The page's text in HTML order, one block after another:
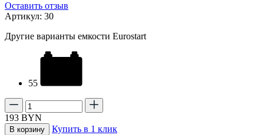
Оставить отзыв
Артикул: 30
Другие варианты емкости Eurostart
55
193 BYN
В корзину
Купить в 1 клик